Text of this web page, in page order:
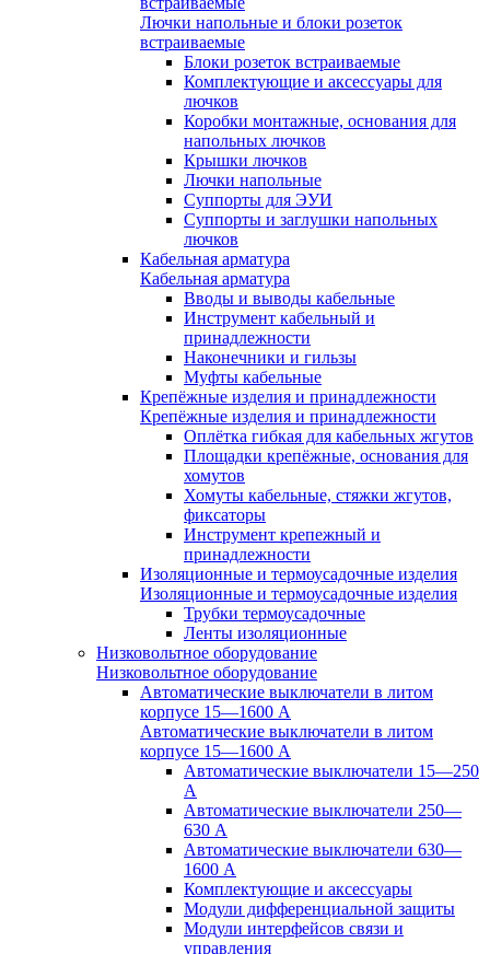
Лючки напольные и блоки розеток
встраиваемые
Блоки розеток встраиваемые
Комплектующие и аксессуары для
лючков
Коробки монтажные, основания для
напольных лючков
Крышки лючков
Лючки напольные
Суппорты для ЭУИ
Суппорты и заглушки напольных
лючков
Кабельная арматура
Кабельная арматура
Вводы и выводы кабельные
Инструмент кабельный и
принадлежности
Наконечники и гильзы
Муфты кабельные
Крепёжные изделия и принадлежности
Крепёжные изделия и принадлежности
Оплётка гибкая для кабельных жгутов
Площадки крепёжные, основания для
хомутов
Хомуты кабельные, стяжки жгутов,
фиксаторы
Инструмент крепежный и
принадлежности
Изоляционные и термоусадочные изделия
Изоляционные и термоусадочные изделия
Трубки термоусадочные
Ленты изоляционные
Низковольтное оборудование
Низковольтное оборудование
Автоматические выключатели в литом
корпусе 15—1600 А
Автоматические выключатели в литом
корпусе 15—1600 А
Автоматические выключатели 15—250
А
Автоматические выключатели 250—
630 А
Автоматические выключатели 630—
1600 А
Комплектующие и аксессуары
Модули дифференциальной защиты
Модули интерфейсов связи и
управления